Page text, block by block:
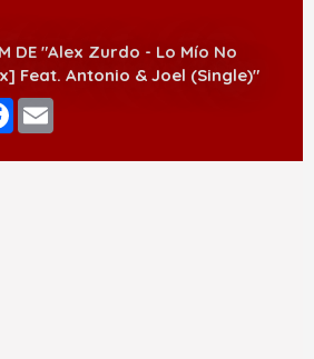
DE "Alex Zurdo - Lo Mío No
Feat. Antonio & Joel (Single)"
Facebook